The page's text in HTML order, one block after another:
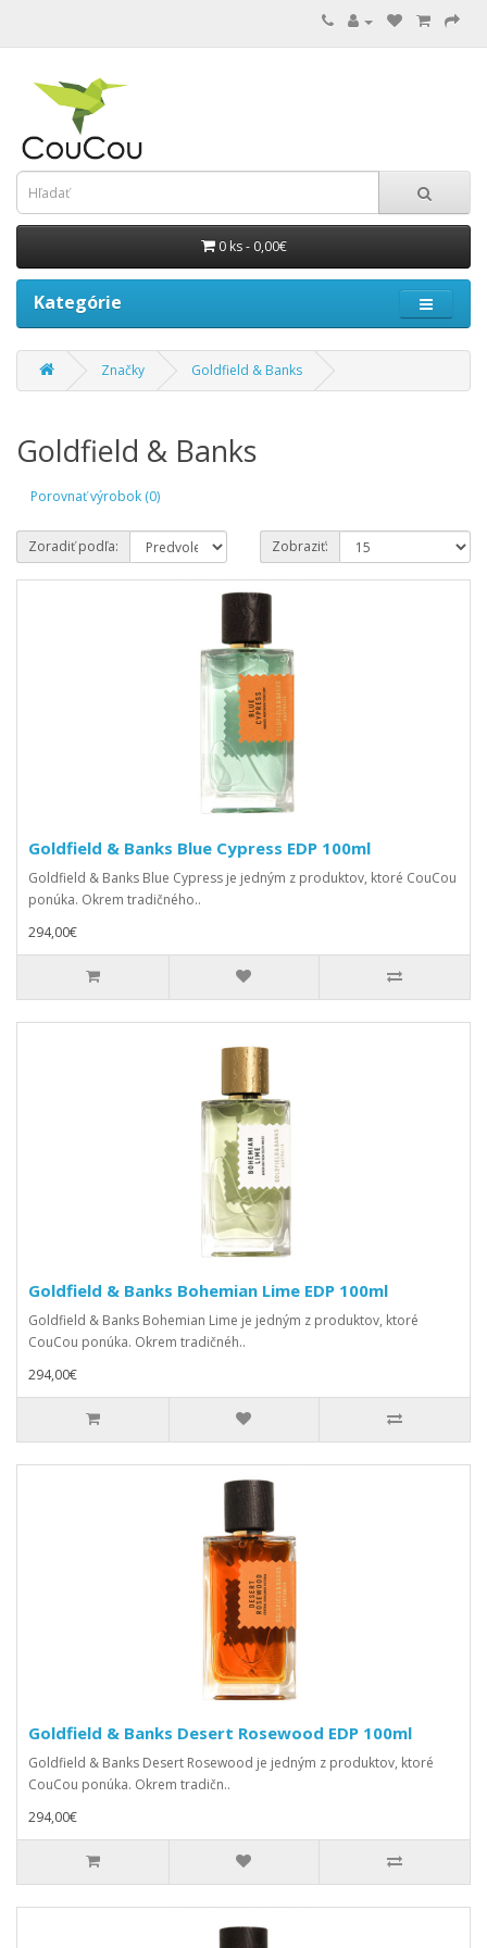
0 ks - 0,00€
Kategórie
Značky Goldfield & Banks
Goldfield & Banks
Porovnať výrobok (0)
Zoradiť podľa: Zobraziť:
Goldfield & Banks Blue Cypress EDP 100ml
Goldfield & Banks Blue Cypress je jedným z produktov, ktoré CouCou
ponúka. Okrem tradičného..
294,00€
Goldfield & Banks Bohemian Lime EDP 100ml
Goldfield & Banks Bohemian Lime je jedným z produktov, ktoré
CouCou ponúka. Okrem tradičnéh..
294,00€
Goldfield & Banks Desert Rosewood EDP 100ml
Goldfield & Banks Desert Rosewood je jedným z produktov, ktoré
CouCou ponúka. Okrem tradičn..
294,00€